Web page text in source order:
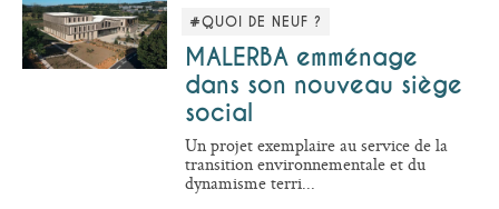
#QUOI DE NEUF ?
MALERBA emménage
dans son nouveau siège
social
Un projet exemplaire au service de la
transition environnementale et du
dynamisme terri...